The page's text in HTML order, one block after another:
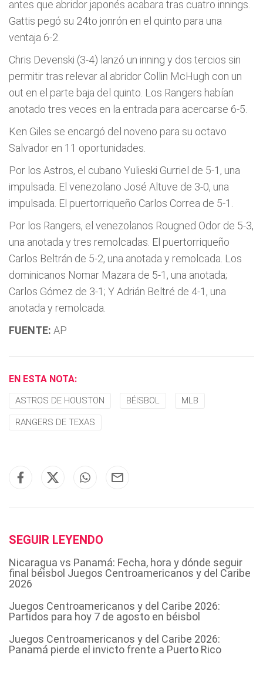
antes que abridor japonés acabara tras cuatro innings.
Gattis pegó su 24to jonrón en el quinto para una
ventaja 6-2.
Chris Devenski (3-4) lanzó un inning y dos tercios sin
permitir tras relevar al abridor Collin McHugh con un
out en el parte baja del quinto. Los Rangers habían
anotado tres veces en la entrada para acercarse 6-5.
Ken Giles se encargó del noveno para su octavo
Salvador en 11 oportunidades.
Por los Astros, el cubano Yulieski Gurriel de 5-1, una
impulsada. El venezolano José Altuve de 3-0, una
impulsada. El puertorriqueño Carlos Correa de 5-1.
Por los Rangers, el venezolanos Rougned Odor de 5-3,
una anotada y tres remolcadas. El puertorriqueño
Carlos Beltrán de 5-2, una anotada y remolcada. Los
dominicanos Nomar Mazara de 5-1, una anotada;
Carlos Gómez de 3-1; Y Adrián Beltré de 4-1, una
anotada y remolcada.
FUENTE: AP
EN ESTA NOTA:
ASTROS DE HOUSTON BÉISBOL MLB
RANGERS DE TEXAS
SEGUIR LEYENDO
Nicaragua vs Panamá: Fecha, hora y dónde seguir
final béisbol Juegos Centroamericanos y del Caribe
2026
Juegos Centroamericanos y del Caribe 2026:
Partidos para hoy 7 de agosto en béisbol
Juegos Centroamericanos y del Caribe 2026:
Panamá pierde el invicto frente a Puerto Rico